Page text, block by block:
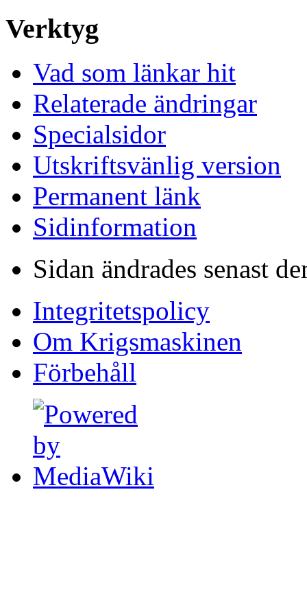
Verktyg
Vad som länkar hit
Relaterade ändringar
Specialsidor
Utskriftsvänlig version
Permanent länk
Sidinformation
Sidan ändrades senast
Integritetspolicy
Om Krigsmaskinen
Förbehåll